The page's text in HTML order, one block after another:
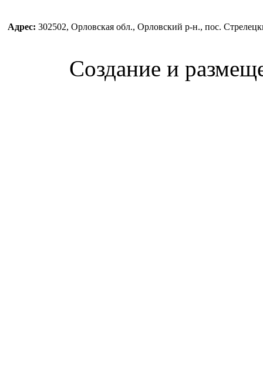
Адрес: 302502, Орловская обл., Орловский р-н., пос.
Создание и